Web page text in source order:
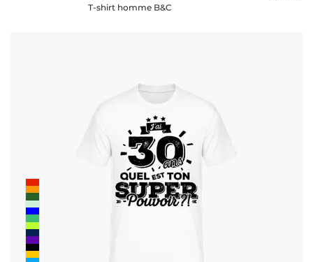
T-shirt homme B&C